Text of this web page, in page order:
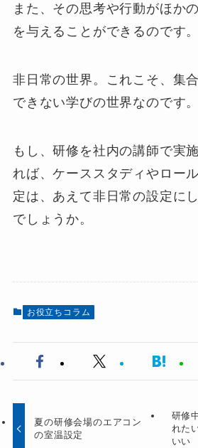
また、その思考や行動がほか
を与えることができるのです。
非日常の世界。これこそ、集
できない学びの世界なのです。
もし、研修を社内の講師で実
れば、ケーススタディやロー
定は、あえて非日常の設定に
でしょうか。
お役立ちコラム
夏の研修会場のエアコン
の室温設定
研修
れた
いい